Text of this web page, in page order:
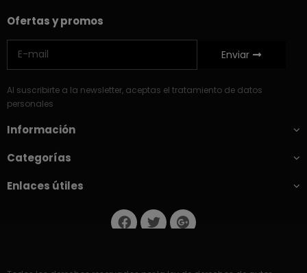
Ofertas y promos
Enviar
Al suscribirte a la newsletter, aceptas el tratamiento de datos
personales
Información
Categorías
Enlaces útiles